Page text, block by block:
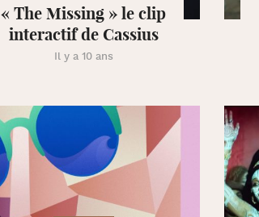
« The Missing » le clip
interactif de Cassius
Il y a 10 ans